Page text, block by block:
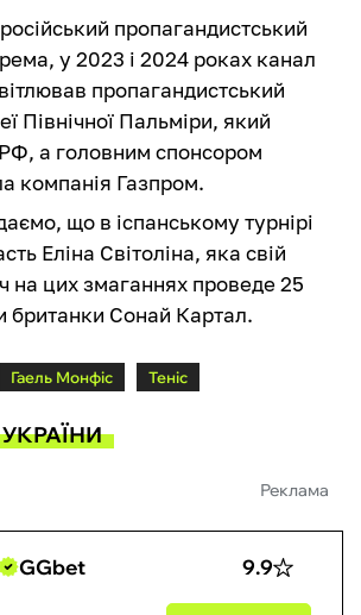
пропагандистський
у 2023 і 2024 роках канал
пропагандистський
Північної Пальміри, який
а головним спонсором
компанія Газпром.
що в іспанському турнірі
Еліна Світоліна, яка свій
на цих змаганнях проведе 25
британки Сонай Картал.
Гаель Монфіс Теніс
Реклама
GGbet 9.9